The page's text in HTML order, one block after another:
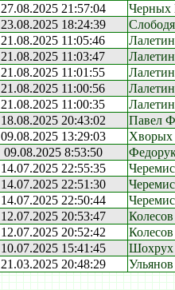
27.08.2025 21:57:04 Черных
23.08.2025 18:24:39
21.08.2025 11:05:46
21.08.2025 11:03:47
21.08.2025 11:01:55
21.08.2025 11:00:56
21.08.2025 11:00:35
18.08.2025 20:43:02 Павел
09.08.2025 13:29:03 Хворых
09.08.2025 8:53:50
14.07.2025 22:55:35
14.07.2025 22:51:30
14.07.2025 22:50:44
12.07.2025 20:53:47
12.07.2025 20:52:42
10.07.2025 15:41:45 Шохрух
21.03.2025 20:48:29